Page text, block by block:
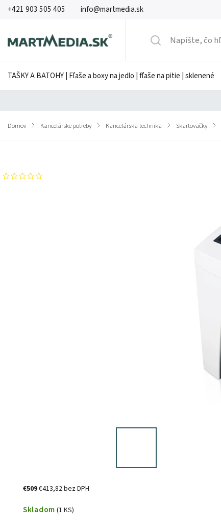
+421 903 505 405 info@martmedia.sk
TAŠKY A BATOHY | Fľaše a boxy na jedlo | fľaše na pitie | sklenené
Domov / Kancelárske potreby / Kancelárska technika / Skartovačky /
€509€413,82 bez DPH
Skladom (1 KS)